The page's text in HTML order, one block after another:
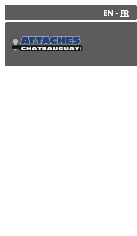
EN - FR